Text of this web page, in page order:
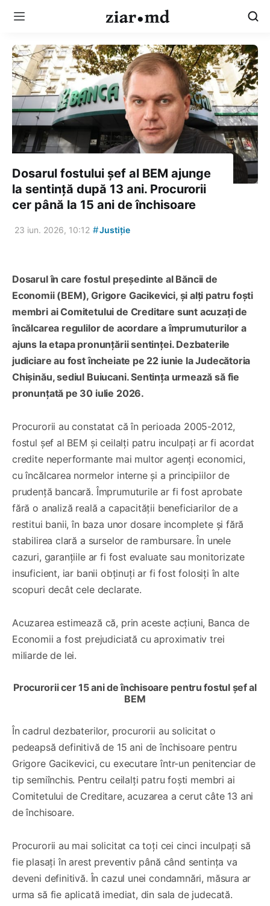
Dosarul fostului șef al BEM ajunge
la sentință după 13 ani. Procurorii
cer până la 15 ani de închisoare
23 iun. 2026, 10:12 #Justiție
Dosarul în care fostul președinte al Băncii de
Economii (BEM), Grigore Gacikevici, și alți patru foști
membri ai Comitetului de Creditare sunt acuzați de
încălcarea regulilor de acordare a împrumuturilor a
ajuns la etapa pronunțării sentinței. Dezbaterile
judiciare au fost încheiate pe 22 iunie la Judecătoria
Chișinău, sediul Buiucani. Sentința urmează să fie
pronunțată pe 30 iulie 2026.
Procurorii au constatat că în perioada 2005-2012,
fostul șef al BEM și ceilalți patru inculpați ar fi acordat
credite neperformante mai multor agenți economici,
cu încălcarea normelor interne și a principiilor de
prudență bancară. Împrumuturile ar fi fost aprobate
fără o analiză reală a capacității beneficiarilor de a
restitui banii, în baza unor dosare incomplete și fără
stabilirea clară a surselor de rambursare. În unele
cazuri, garanțiile ar fi fost evaluate sau monitorizate
insuficient, iar banii obținuți ar fi fost folosiți în alte
scopuri decât cele declarate.
Acuzarea estimează că, prin aceste acțiuni, Banca de
Economii a fost prejudiciată cu aproximativ trei
miliarde de lei.
Procurorii cer 15 ani de închisoare pentru fostul șef al
BEM
În cadrul dezbaterilor, procurorii au solicitat o
pedeapsă definitivă de 15 ani de închisoare pentru
Grigore Gacikevici, cu executare într-un penitenciar de
tip semiînchis. Pentru ceilalți patru foști membri ai
Comitetului de Creditare, acuzarea a cerut câte 13 ani
de închisoare.
Procurorii au mai solicitat ca toți cei cinci inculpați să
fie plasați în arest preventiv până când sentința va
deveni definitivă. În cazul unei condamnări, măsura ar
urma să fie aplicată imediat, din sala de judecată.